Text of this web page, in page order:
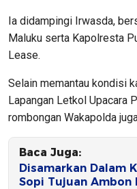
Ia didampingi Irwasda,
Maluku serta Kapolresta
Lease.
Selain memantau kondisi
Lapangan Letkol Upacara
rombongan Wakapolda
Baca Juga:
Disamarkan Dalam
Sopi Tujuan Ambon